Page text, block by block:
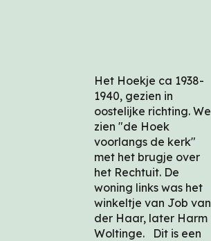
Het Hoekje ca 1938-
1940, gezien in
oostelijke richting. We
zien "de Hoek
voorlangs de kerk"
met het brugje over
het Rechtuit. De
woning links was het
winkeltje van Job van
der Haar, later Harm
Woltinge. Dit is een